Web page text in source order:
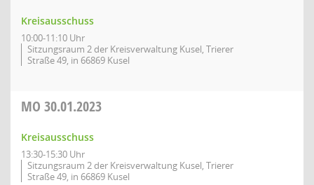
Kreisausschuss
10:00-11:10 Uhr
Sitzungsraum 2 der Kreisverwaltung Kusel, Trierer
Straße 49, in 66869 Kusel
MO 30.01.2023
Kreisausschuss
13:30-15:30 Uhr
Sitzungsraum 2 der Kreisverwaltung Kusel, Trierer
Straße 49, in 66869 Kusel